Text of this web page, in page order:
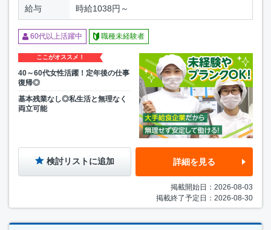
給与 時給1038円～
60代以上活躍中 職種未経験者
ここがオススメ！
40～60代女性活躍！定年後の仕事
復帰◎
基本残業なし◎私生活と無理なく
両立可能
検討リストに追加 詳細を見る
掲載開始日：2026-08-03
掲載終了予定日：2026-08-30